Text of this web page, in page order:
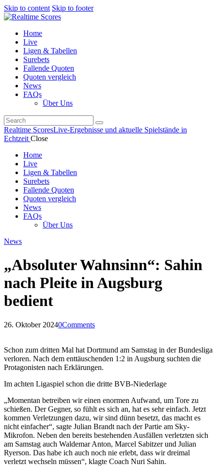
Skip to content Skip to footer
Home
Live
Ligen & Tabellen
Surebets
Fallende Quoten
Quoten vergleich
News
FAQs
Über Uns
Realtime ScoresLive-Ergebnisse und aktuelle Spielstände in
Echtzeit Close
Home
Live
Ligen & Tabellen
Surebets
Fallende Quoten
Quoten vergleich
News
FAQs
Über Uns
News
„Absoluter Wahnsinn“: Sahin
nach Pleite in Augsburg
bedient
26. Oktober 20240Comments
Schon zum dritten Mal hat Dortmund am Samstag in der Bundesliga
verloren. Nach dem enttäuschenden 1:2 in Augsburg suchten die
Protagonisten nach Erklärungen.
Im achten Ligaspiel schon die dritte BVB-Niederlage
„Momentan betreiben wir einen enormen Aufwand, um Tore zu
schießen. Der Gegner, so fühlt es sich an, hat es sehr einfach. Jetzt
kommen Verletzungen dazu, wir sind dünn besetzt, das macht es
nicht einfacher“, sagte Julian Brandt nach der Partie am Sky-
Mikrofon. Neben den bereits bestehenden Ausfällen verletzten sich
am Samstag auch Waldemar Anton, Marcel Sabitzer und Julian
Ryerson. Das habe ich auch noch nie erlebt, dass wir dreimal
verletzt wechseln müssen“, klagte Coach Nuri Sahin.